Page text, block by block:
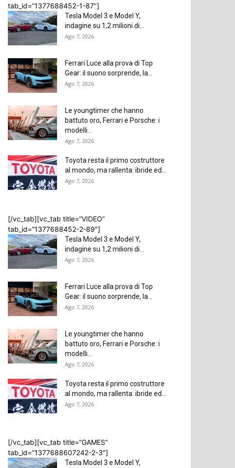
Landwind X7: in arrivo la versione cinese
Rover Evoque
tab_id=”1377688452-1-87″]
Tesla Model 3 e Model Y,
indagine su 1,2 milioni di...
Ago 7, 2026
Ferrari Luce alla prova di Top
Gear: il suono sorprende, la...
Ago 7, 2026
Le youngtimer che hanno
battuto oro, Ferrari e Porsche: i
modelli...
Ago 7, 2026
Toyota resta il primo costruttore
al mondo, ma rallenta: ibride ed...
Ago 7, 2026
[/vc_tab][vc_tab title=”VIDEO”
tab_id=”1377688452-2-89″]
Tesla Model 3 e Model Y,
indagine su 1,2 milioni di...
Ago 7, 2026
Ferrari Luce alla prova di Top
Gear: il suono sorprende, la...
Ago 7, 2026
Le youngtimer che hanno
battuto oro, Ferrari e Porsche: i
modelli...
Ago 7, 2026
Toyota resta il primo costruttore
al mondo, ma rallenta: ibride ed...
Ago 7, 2026
[/vc_tab][vc_tab title=”GAMES”
tab_id=”1377688607242-2-3″]
Tesla Model 3 e Model Y,